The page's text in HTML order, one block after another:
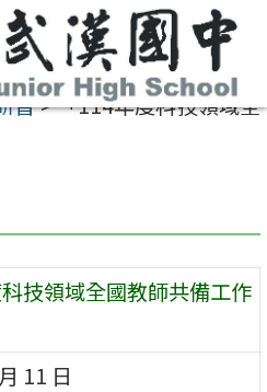
習>「114年度科技領域全
科技領域全國教師共備工作
11 日